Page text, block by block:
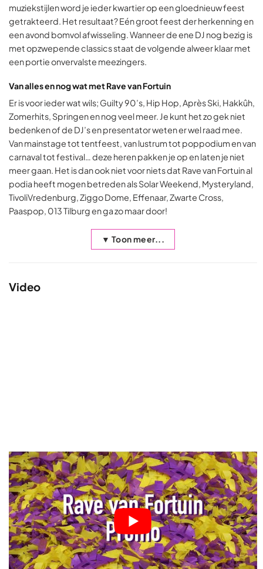
muziekstijlen word je ieder kwartier op een gloednieuw feest
getrakteerd. Het resultaat? Eén groot feest der herkenning en
een avond bomvol afwisseling. Wanneer de ene DJ nog bezig is
met opzwepende classics staat de volgende alweer klaar met
een portie onvervalste meezingers.
Van alles en nog wat met Rave van Fortuin
Er is voor ieder wat wils; Guilty 90’s, Hip Hop, Après Ski, Hakkûh,
Zomerhits, Springen en nog veel meer. Je kunt het zo gek niet
bedenken of de DJ’s en presentator weten er wel raad mee.
Van mainstage tot tentfeest, van lustrum tot poppodium en van
carnaval tot festival… deze heren pakken je op en laten je niet
meer gaan. Het is dan ook niet voor niets dat Rave van Fortuin al
podia heeft mogen betreden als Solar Weekend, Mysteryland,
TivoliVredenburg, Ziggo Dome, Effenaar, Zwarte Cross,
Paaspop, 013 Tilburg en ga zo maar door!
▼ Toon meer...
Video